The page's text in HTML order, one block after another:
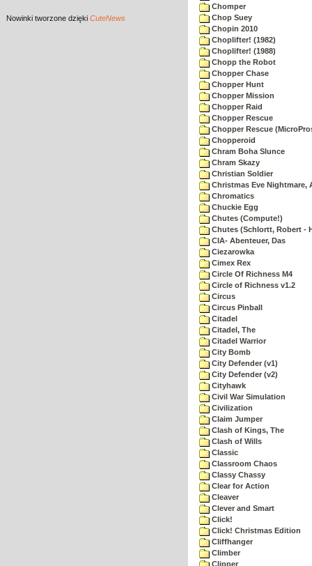
Nowinki tworzone dzięki CuteNews
Chomper
Chop Suey
Chopin 2010
Choplifter! (1982)
Choplifter! (1988)
Chopp the Robot
Chopper Chase
Chopper Hunt
Chopper Mission
Chopper Raid
Chopper Rescue
Chopper Rescue
Chopperoid
Chram Boha Slunce
Chram Skazy
Christian Soldier
Christmas Eve Nightmare,
Chromatics
Chuckie Egg
Chutes (Compute!)
Chutes (Schlortt, Robert -
CIA- Abenteuer, Das
Ciezarowka
Cimex Rex
Circle Of Richness M4
Circle of Richness v1.2
Circus
Circus Pinball
Citadel
Citadel, The
Citadel Warrior
City Bomb
City Defender (v1)
City Defender (v2)
Cityhawk
Civil War Simulation
Civilization
Claim Jumper
Clash of Kings, The
Clash of Wills
Classic
Classroom Chaos
Classy Chassy
Clear for Action
Cleaver
Clever and Smart
Click!
Click! Christmas Edition
Cliffhanger
Climber
Clipper